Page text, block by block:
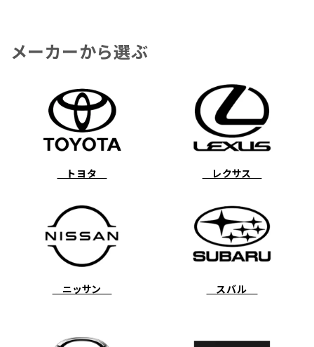
メーカーから選ぶ
トヨタ レクサス
ニッサン スバル